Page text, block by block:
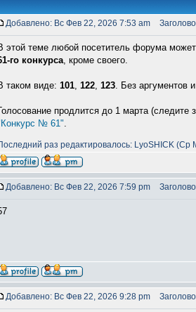
Добавлено: Вс Фев 22, 2026 7:53 am
этой теме любой посетитель форума
го конкурса, кроме своего.
таком виде: 101, 122, 123. Без аргументов
продлится до 1 марта
№ 61".
раз редактировалось: LyoSHICK (Ср
Добавлено: Вс Фев 22, 2026 7:59 pm
Добавлено: Вс Фев 22, 2026 9:28 pm